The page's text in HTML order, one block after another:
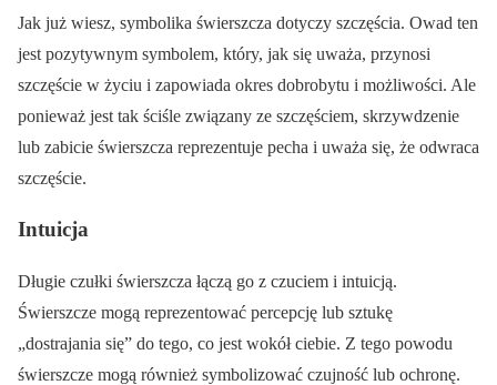
Jak już wiesz, symbolika świerszcza dotyczy szczęścia. Owad ten
jest pozytywnym symbolem, który, jak się uważa, przynosi
szczęście w życiu i zapowiada okres dobrobytu i możliwości. Ale
ponieważ jest tak ściśle związany ze szczęściem, skrzywdzenie
lub zabicie świerszcza reprezentuje pecha i uważa się, że odwraca
szczęście.
Intuicja
Długie czułki świerszcza łączą go z czuciem i intuicją.
Świerszcze mogą reprezentować percepcję lub sztukę
„dostrajania się” do tego, co jest wokół ciebie. Z tego powodu
świerszcze mogą również symbolizować czujność lub ochronę.